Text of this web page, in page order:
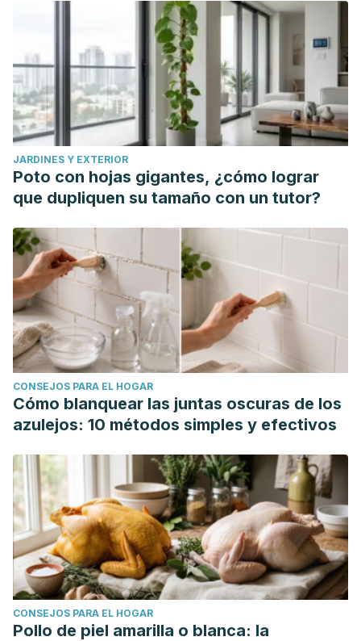
2007 Jul 25. PMID: 17653720.
Sosa-Reina MD, Nunez-Nagy S, Gallego-Izquierdo T,
Pecos-Martín D, Monserrat J, Álvarez-Mon M.
Effectiveness of Therapeutic Exercise in Fibromyalgia
Syndrome: A Systematic Review and Meta-Analysis of
Randomized Clinical Trials. Biomed Res Int. 2017;
Villanueva, V. L., Valía, J. C., Cerdá, G., Monsalve, V.,
Bayona, M. J., & Andrés, J. de
diagnosis and treatment. Current knowledge.
Revista de la
Sociedad Española del Dolor
12 de octubre de 2020, de http://scielo.isciii.es/scielo.php?
script=sci_arttext&pid=S1134-
80462004000700005&lng=es&tlng=en.
JARDINES Y EXTERIOR
Poto con hojas gigantes, ¿cómo lograr
que dupliquen su tamaño con un tutor?
CONSEJOS PARA EL HOGAR
Cómo blanquear las juntas oscuras de los
azulejos: 10 métodos simples y efectivos
CONSEJOS PARA EL HOGAR
Pollo de piel amarilla o blanca: la